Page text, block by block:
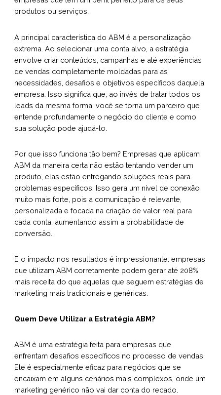
produtos ou serviços.
A principal característica do ABM é a personalização
extrema. Ao selecionar uma conta alvo, a estratégia
envolve criar conteúdos, campanhas e até experiências
de vendas completamente moldadas para as
necessidades, desafios e objetivos específicos daquela
empresa. Isso significa que, ao invés de tratar todos os
leads da mesma forma, você se torna um parceiro que
entende profundamente o negócio do cliente e como
sua solução pode ajudá-lo.
Por que isso funciona tão bem? Empresas que aplicam
ABM da maneira certa não estão tentando vender um
produto, elas estão entregando soluções reais para
problemas específicos. Isso gera um nível de conexão
muito mais forte, pois a comunicação é relevante,
personalizada e focada na criação de valor real para
cada conta, aumentando assim a probabilidade de
conversão.
E o impacto nos resultados é impressionante: empresas
que utilizam ABM corretamente podem gerar até 208%
mais receita do que aquelas que seguem estratégias de
marketing mais tradicionais e genéricas.
Quem Deve Utilizar a Estratégia ABM?
ABM é uma estratégia feita para empresas que
enfrentam desafios específicos no processo de vendas.
Ele é especialmente eficaz para negócios que se
encaixam em alguns cenários mais complexos, onde um
marketing genérico não vai dar conta do recado.